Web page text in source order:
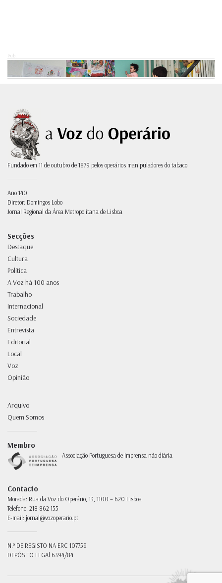
Pub.
Fundado em 11 de outubro de 1879 pelos operários manipuladores do tabaco
Ano 140
Diretor: Domingos Lobo
Jornal Regional da Área Metropolitana de Lisboa
Secções
Destaque
Cultura
Política
A Voz há 100 anos
Trabalho
Internacional
Sociedade
Entrevista
Editorial
Local
Voz
Opinião
Arquivo
Quem Somos
Membro
Associação Portuguesa de Imprensa não diária
Contacto
Morada: Rua da Voz do Operário, 13, 1100 – 620 Lisboa
Telefone: 218 862 155
E-mail: jornal@vozoperario.pt
N.º DE REGISTO NA ERC 107759
DEPÓSITO LEGAl 6394/84